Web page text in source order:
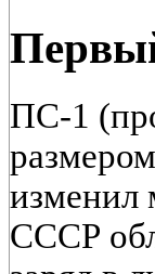
ПС-1
изменил
СССР